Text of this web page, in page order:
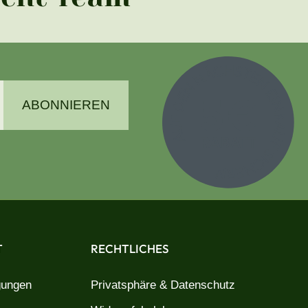
ABONNIEREN
RECHTLICHES
Privatsphäre & Datenschutz